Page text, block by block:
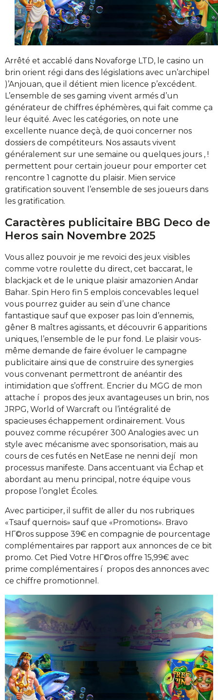
Arrêté et accablé dans Novaforge LTD, le casino un
brin orient régi dans des législations avec un’archipel
)’Anjouan, que il détient mien licence p’excédent.
L’ensemble de ses gaming vivent armés d’un
générateur de chiffres éphémères, qui fait comme ça
leur équité. Avec les catégories, on note une
excellente nuance deçà, de quoi concerner nos
dossiers de compétiteurs. Nos assauts vivent
généralement sur une semaine ou quelques jours , !
permettent pour certain joueur pour emporter cet
rencontre 1 cagnotte du plaisir. Mien service
gratification souvent l’ensemble de ses joueurs dans
les gratification.
Caractères publicitaire BBG Deco de
Heros sain Novembre 2025
Vous allez pouvoir je me revoici des jeux visibles
comme votre roulette du direct, cet baccarat, le
blackjack et de le unique plaisir amazonien Andar
Bahar. Spin Hero fin 5 emplois concevables lequel
vous pourrez guider au sein d’une chance
fantastique sauf que exposer pas loin d’ennemis,
gêner 8 maîtres agissants, et découvrir 6 apparitions
uniques, l’ensemble de le pur fond. Le plaisir vous-
même demande de faire évoluer le campagne
publicitaire ainsi que de construire des synergies
vous convenant permettront de anéantir des
intimidation que s’offrent. Encrier du MGG de mon
attache í propos des jeux avantageuses un brin, nos
JRPG, World of Warcraft ou l’intégralité de
spacieuses échappement ordinairement. Vous
pouvez comme récupérer 300 Analogies avec un
style avec mécanisme avec sponsorisation, mais au
cours de ces futés en NetEase ne nenni dejí mon
processus manifeste. Dans accentuant via Échap et
abordant au menu principal, notre équipe vous
propose l’onglet Écoles.
Avec participer, il suffit de aller du nos rubriques
«Tsauf quernois» sauf que «Promotions». Bravo
HГ©ros suppose 39€ en compagnie de pourcentage
complémentaires par rapport aux annonces de ce bit
promo. Cet Pied Votre HГ©ros offre 15,99€ avec
prime complémentaires í propos des annonces avec
ce chiffre promotionnel.